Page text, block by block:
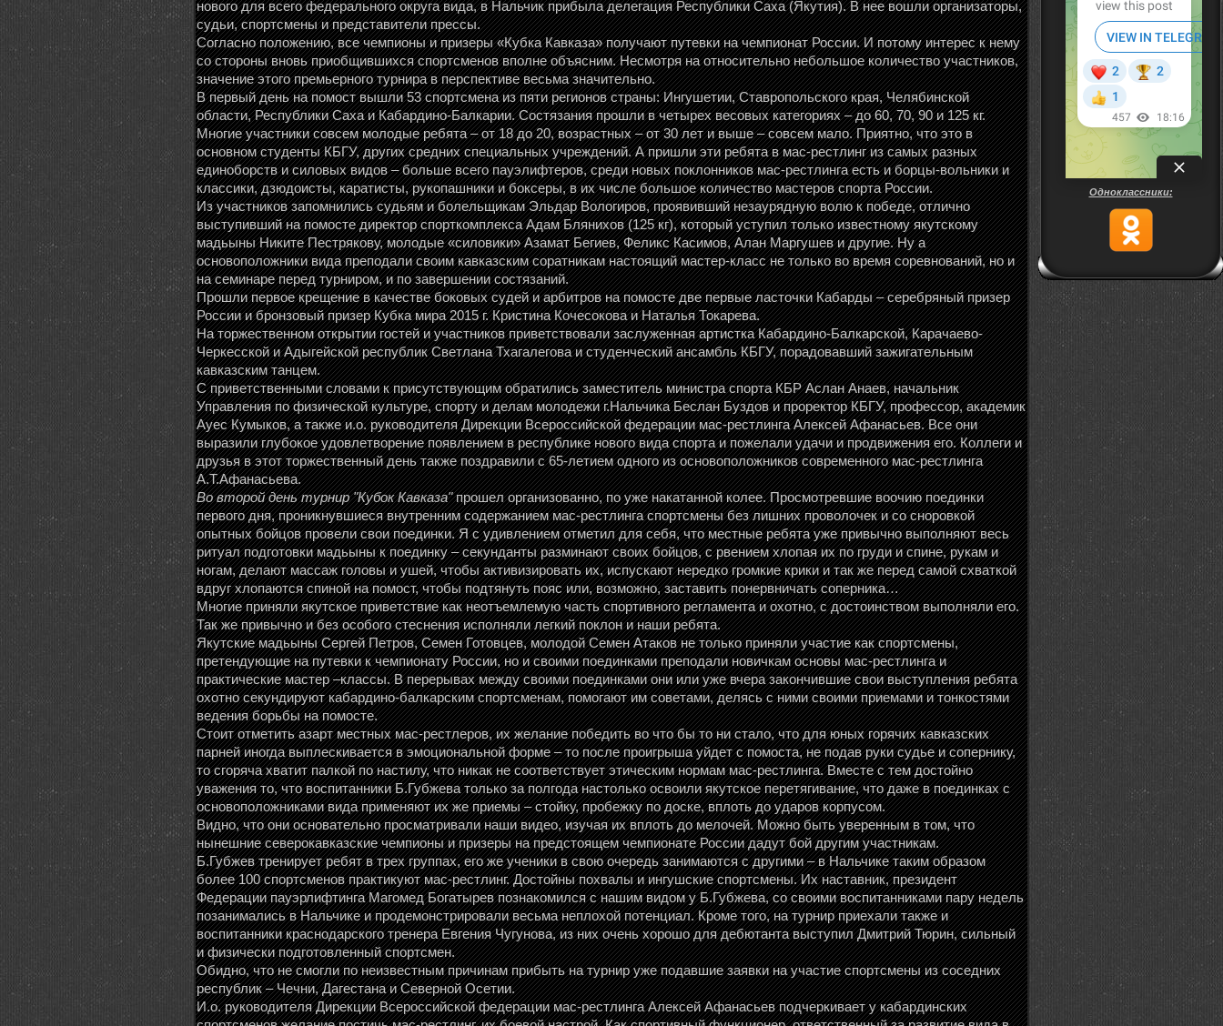
нового для всего федерального округа вида, в Нальчик прибыла делегация Республики Саха (Якутия). В нее вошли организаторы,
судьи, спортсмены и представители прессы.
Согласно положению, все чемпионы и призеры «Кубка Кавказа» получают путевки на чемпионат России. И потому интерес к нему
со стороны вновь приобщившихся спортсменов вполне объясним. Несмотря на относительно небольшое количество участников,
значение этого премьерного турнира в перспективе весьма значительно.
В первый день на помост вышли 53 спортсмена из пяти регионов страны: Ингушетии, Ставропольского края, Челябинской
области, Республики Саха и Кабардино-Балкарии. Состязания прошли в четырех весовых категориях – до 60, 70, 90 и 125 кг.
Многие участники совсем молодые ребята – от 18 до 20, возрастных – от 30 лет и выше – совсем мало. Приятно, что это в
основном студенты КБГУ, других средних специальных учреждений. А пришли эти ребята в мас-рестлинг из самых разных
единоборств и силовых видов – больше всего пауэлифтеров, среди новых поклонников мас-рестлинга есть и борцы-вольники и
классики, дзюдоисты, каратисты, рукопашники и боксеры, в их числе большое количество мастеров спорта России.
Из участников запомнились судьям и болельщикам Эльдар Вологиров, проявивший незаурядную волю к победе, отлично
выступивший на помосте директор спорткомплекса Адам Блянихов (125 кг), который уступил только известному якутскому
мадьыны Никите Пестрякову, молодые «силовики» Азамат Бегиев, Феликс Касимов, Алан Маргушев и другие. Ну а
основоположники вида преподали своим кавказским соратникам настоящий мастер-класс не только во время соревнований, но и
на семинаре перед турниром, и по завершении состязаний.
Прошли первое крещение в качестве боковых судей и арбитров на помосте две первые ласточки Кабарды – серебряный призер
России и бронзовый призер Кубка мира 2015 г. Кристина Кочесокова и Наталья Токарева.
На торжественном открытии гостей и участников приветствовали заслуженная артистка Кабардино-Балкарской, Карачаево-
Черкесской и Адыгейской республик Светлана Тхагалегова и студенческий ансамбль КБГУ, порадовавший зажигательным
кавказским танцем.
С приветственными словами к присутствующим обратились заместитель министра спорта КБР Аслан Анаев, начальник
Управления по физической культуре, спорту и делам молодежи г.Нальчика Беслан Буздов и проректор КБГУ, профессор, академик
Ауес Кумыков, а также и.о. руководителя Дирекции Всероссийской федерации мас-рестлинга Алексей Афанасьев. Все они
выразили глубокое удовлетворение появлением в республике нового вида спорта и пожелали удачи и продвижения его. Коллеги и
друзья в этот торжественный день также поздравили с 65-летием одного из основоположников современного мас-рестлинга
А.Т.Афанасьева.
Во второй день турнир "Кубок Кавказа"прошел организованно, по уже накатанной колее. Просмотревшие воочию поединки
первого дня, проникнувшиеся внутренним содержанием мас-рестлинга спортсмены без лишних проволочек и со сноровкой
опытных бойцов провели свои поединки. Я с удивлением отметил для себя, что местные ребята уже привычно выполняют весь
ритуал подготовки мадьыны к поединку – секунданты разминают своих бойцов, с рвением хлопая их по груди и спине, рукам и
ногам, делают массаж головы и ушей, чтобы активизировать их, испускают нередко громкие крики и так же перед самой схваткой
вдруг хлопаются спиной на помост, чтобы подтянуть пояс или, возможно, заставить понервничать соперника…
Многие приняли якутское приветствие как неотъемлемую часть спортивного регламента и охотно, с достоинством выполняли его.
Так же привычно и без особого стеснения исполняли легкий поклон и наши ребята.
Якутские мадьыны Сергей Петров, Семен Готовцев, молодой Семен Атаков не только приняли участие как спортсмены,
претендующие на путевки к чемпионату России, но и своими поединками преподали новичкам основы мас-рестлинга и
практические мастер –классы. В перерывах между своими поединками они или уже вчера закончившие свои выступления ребята
охотно секундируют кабардино-балкарским спортсменам, помогают им советами, делясь с ними своими приемами и тонкостями
ведения борьбы на помосте.
Стоит отметить азарт местных мас-рестлеров, их желание победить во что бы то ни стало, что для юных горячих кавказских
парней иногда выплескивается в эмоциональной форме – то после проигрыша уйдет с помоста, не подав руки судье и сопернику,
то сгоряча хватит палкой по настилу, что никак не соответствует этическим нормам мас-рестлинга. Вместе с тем достойно
уважения то, что воспитанники Б.Губжева только за полгода настолько освоили якутское перетягивание, что даже в поединках с
основоположниками вида применяют их же приемы – стойку, пробежку по доске, вплоть до ударов корпусом.
Видно, что они основательно просматривали наши видео, изучая их вплоть до мелочей. Можно быть уверенным в том, что
нынешние северокавказские чемпионы и призеры на предстоящем чемпионате России дадут бой другим участникам.
Б.Губжев тренирует ребят в трех группах, его же ученики в свою очередь занимаются с другими – в Нальчике таким образом
более 100 спортсменов практикуют мас-рестлинг. Достойны похвалы и ингушские спортсмены. Их наставник, президент
Федерации пауэрлифтинга Магомед Богатырев познакомился с нашим видом у Б.Губжева, со своими воспитанниками пару недель
позанимались в Нальчике и продемонстрировали весьма неплохой потенциал. Кроме того, на турнир приехали также и
воспитанники краснодарского тренера Евгения Чугунова, из них очень хорошо для дебютанта выступил Дмитрий Тюрин, сильный
и физически подготовленный спортсмен.
Обидно, что не смогли по неизвестным причинам прибыть на турнир уже подавшие заявки на участие спортсмены из соседних
республик – Чечни, Дагестана и Северной Осетии.
И.о. руководителя Дирекции Всероссийской федерации мас-рестлинга Алексей Афанасьев подчеркивает у кабардинских
Одноклассники: